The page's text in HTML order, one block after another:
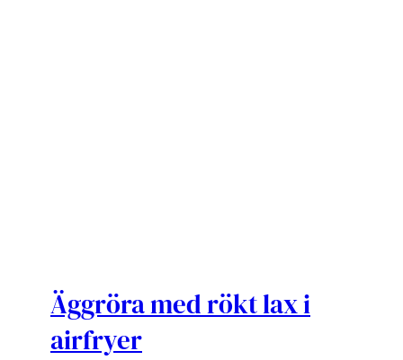
Äggröra med rökt lax i
airfryer